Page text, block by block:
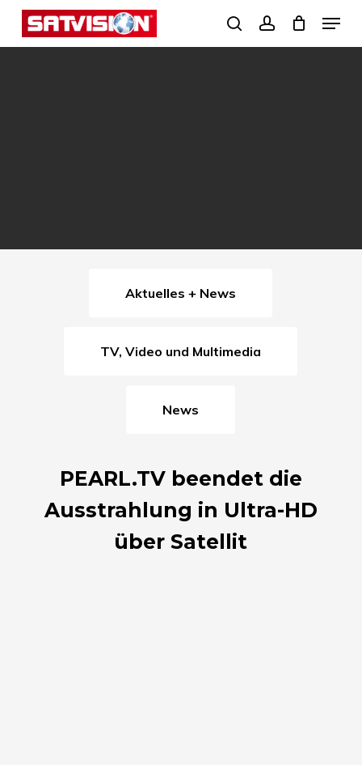
Skip
search
Menu
Aktuelles + News
TV, Video und Multimedia
News
PEARL.TV beendet die
Ausstrahlung in Ultra-HD
über Satellit